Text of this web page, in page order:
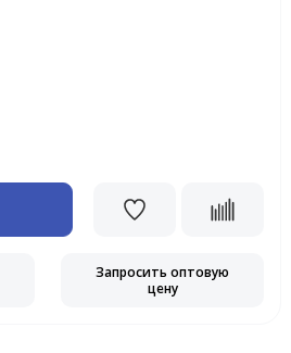
Запросить оптовую
цену